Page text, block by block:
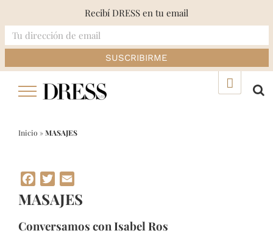
Inicio »MASAJES
Facebook
Twitter
MASAJES
Conversamos con Isabel Ros
Recibí DRESS en tu email